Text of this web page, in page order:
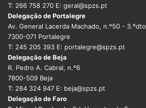
T: 266 758 270 E: geral@spzs.pt
Delegação de Portalegre
Av. General Lacerda Machado, n.º50 - 3.ºdto
7300-071 Portalegre
T: 245 205 393 E: portalegre@spzs.pt
Delegação de Beja
R. Pedro A. Cabral, n.º6
7800-509 Beja
T: 284 324 947 E: beja@spzs.pt
Delegação de Faro